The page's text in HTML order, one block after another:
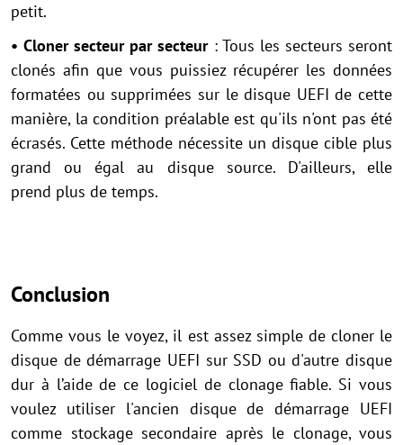
petit.
• Cloner secteur par secteur: Tous les secteurs seront
clonés afin que vous puissiez récupérer les données
formatées ou supprimées sur le disque UEFI de cette
manière, la condition préalable est qu'ils n'ont pas été
écrasés. Cette méthode nécessite un disque cible plus
grand ou égal au disque source. D'ailleurs, elle
prend plus de temps.
Conclusion
Comme vous le voyez, il est assez simple de cloner le
disque de démarrage UEFI sur SSD ou d'autre disque
dur à l’aide de ce logiciel de clonage fiable. Si vous
voulez utiliser l'ancien disque de démarrage UEFI
comme stockage secondaire après le clonage, vous